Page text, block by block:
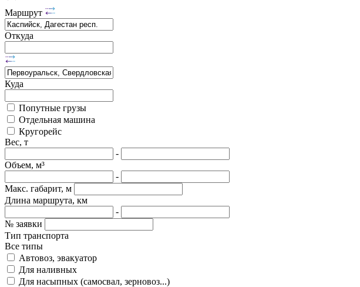
Маршрут
Откуда
Куда
Попутные грузы
Отдельная машина
Кругорейс
Вес, т
-
Объем, м³
-
Макс. габарит, м
Длина маршрута, км
-
№ заявки
Тип транспорта
Все типы
Автовоз, эвакуатор
Для наливных
Для насыпных (самосвал, зерновоз...)